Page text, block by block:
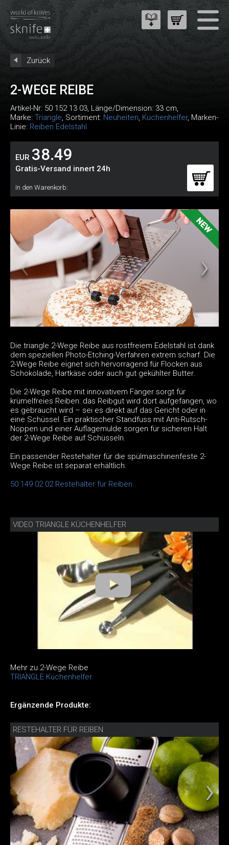
Zurück
2-WEGE REIBE
Artikel-Nr: 50 152 13 03, Länge/Dimension: 33 cm,
Marke: Triangle, Sortiment: Neuheiten, Küchenhelfer, Marken-
Linie: Reiben Edelstahl
EUR 38.49
Gratis-Versand innert 24h
In den Warenkorb:
Die triangle 2-Wege Reibe aus rostfreiem Edelstahl ist dank
dem speziellen Photo-Etching-Verfahren extrem scharf. Die
2-Wege Reibe eignet sich hervorragend für Flocken aus
Schokolade, Hartkäse oder auch gut gekühlter Butter.
Die 2-Wege Reibe mit innovativem Fänger sorgt für
krümelfreies Reiben: das Reibgut wird dort aufgefangen, wo
es gebraucht wird – sei es direkt auf das Gericht oder in
eine Schüssel. Ein praktischer Standfuss mit Anti-Rutsch-
Noppen und einer Auflagemulde sorgen für sicheren Halt
der 2-Wege Reibe auf Schüsseln.
Ein passender Restehalter für die spülmaschinenfeste 2-
Wege Reibe ist separat erhältlich:
50 149 02 02 Restehalter für Reiben
VIDEO TRIANGLE KÜCHENHELFER
Mehr zu 2-Wege Reibe
TRIANGLE Küchenhelfer
Ergänzende Produkte:
RESTEHALTER FÜR REIBEN